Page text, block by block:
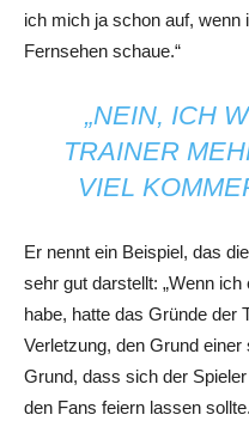
ich mich ja schon auf, wenn
Fernsehen schaue.“
„NEIN, ICH
TRAINER
VIEL
Er nennt ein Beispiel, das
sehr gut darstellt: „Wenn
habe, hatte das Gründe der
Verletzung, den Grund
Grund, dass sich der
den Fans feiern lassen